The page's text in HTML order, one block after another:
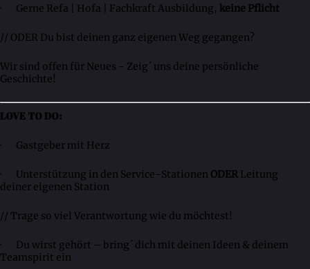
· Gerne Refa | Hofa | Fachkraft Ausbildung, keine Pflicht
// ODER Du bist deinen ganz eigenen Weg gegangen?
Wir sind offen für Neues - Zeig´ uns deine persönliche
Geschichte!
LOVE TO DO:
· Gastgeber mit Herz
· Unterstützung in den Service-Stationen ODER Leitung
deiner eigenen Station
// Trage so viel Verantwortung wie du möchtest!
· Du wirst gehört – bring´ dich mit deinen Ideen & deinem
Teamspirit ein